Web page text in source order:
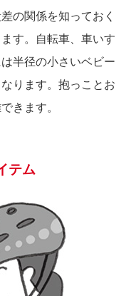
の関係を知っておく
す。自転車、車いす
半径の小さいベビー
ります。抱っことお
きます。
テム